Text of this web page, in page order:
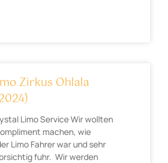
Zirkus Ohlala
Limo Service Wir wollten
machen, wie
Limo Fahrer war und sehr
fuhr. Wir werden